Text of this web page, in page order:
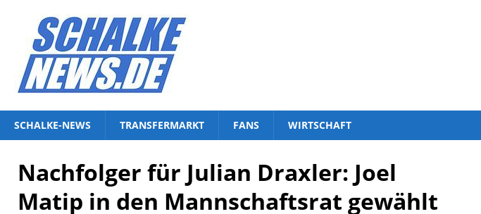
SCHALKE-NEWS TRANSFERMARKT FANS WIRTSCHAFT
Nachfolger für Julian Draxler: Joel
Matip in den Mannschaftsrat gewählt